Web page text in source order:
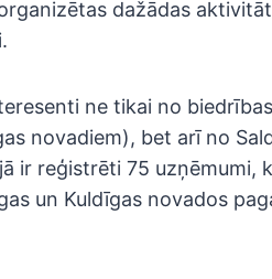
dažādas
ne tikai no
novadiem), bet arī no
ir reģistrēti 75 uzņēmumi,
un Kuldīgas novados